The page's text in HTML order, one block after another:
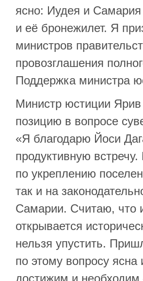
ясно: Иудея и
и её бронежилет. Я
министров
провозглашения
Поддержка министра
Министр юстиции
позицию в вопросе
«Я благодарю Йоси
продуктивную
по укреплению
так и на
Самарии. Считаю, что
открывается
нельзя упустить.
по этому вопросу
достижим и